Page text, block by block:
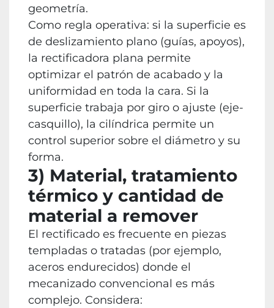
geometría.
Como regla operativa: si la superficie es
de deslizamiento plano (guías, apoyos),
la rectificadora plana permite
optimizar el patrón de acabado y la
uniformidad en toda la cara. Si la
superficie trabaja por giro o ajuste (eje-
casquillo), la cilíndrica permite un
control superior sobre el diámetro y su
forma.
3) Material, tratamiento
térmico y cantidad de
material a remover
El rectificado es frecuente en piezas
templadas o tratadas (por ejemplo,
aceros endurecidos) donde el
mecanizado convencional es más
complejo. Considera: